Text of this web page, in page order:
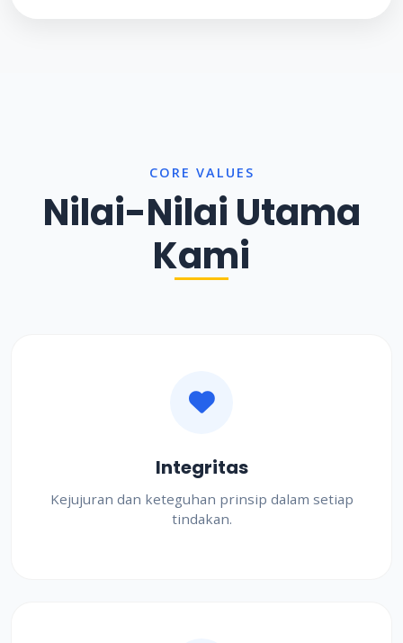
CORE VALUES
Nilai-Nilai Utama
Kami
Integritas
Kejujuran dan keteguhan prinsip dalam setiap
tindakan.